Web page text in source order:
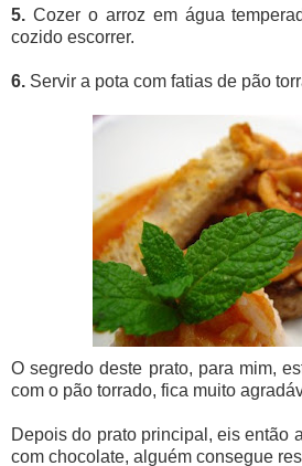
5. Cozer o arroz em água
cozido escorrer.
6. Servir a pota com fatias de pão
O segredo deste prato, para mim,
com o pão torrado, fica muito
Depois do prato principal, eis então
com chocolate, alguém consegue